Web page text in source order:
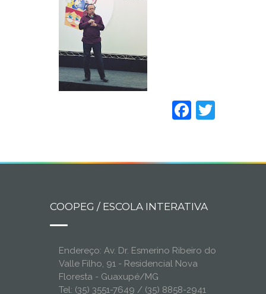
COOPEG / ESCOLA INTERATIVA
Endereço: Av. Dr. Esmerino Ribeiro do
Valle Filho, 91 - Residencial Nova
Floresta - Guaxupé/MG
Tel: (35) 3551-7649 / (35) 8858-2941